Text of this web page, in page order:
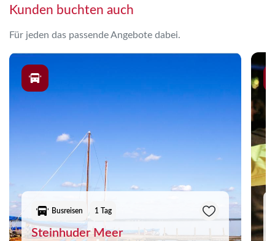
Kunden buchten auch
Für jeden das passende Angebote dabei.
Busreisen 1 Tag
Steinhuder Meer